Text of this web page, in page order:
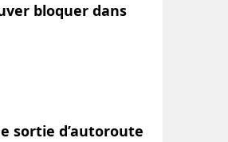
bloquer dans
sortie d’autoroute